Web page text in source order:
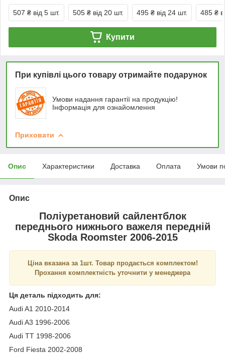
507 ₴ від 5 шт. 505 ₴ від 20 шт. 495 ₴ від 24 шт. 485 ₴
Купити
При купівлі цього товару отримайте подарунок
Умови надання гарантії на продукцію!
Інформація для ознайомлення
Приховати
Опис Характеристики Доставка Оплата Умови
Опис
Поліуретановий сайлентблок
переднього нижнього важеля передній
Skoda Roomster 2006-2015
Ціна вказана за 1шт. Товар продається комплектом!
Прохання комплектність уточнити у менеджера
Ця деталь підходить для:
Audi A1 2010-2014
Audi A3 1996-2006
Audi TT 1998-2006
Ford Fiesta 2002-2008